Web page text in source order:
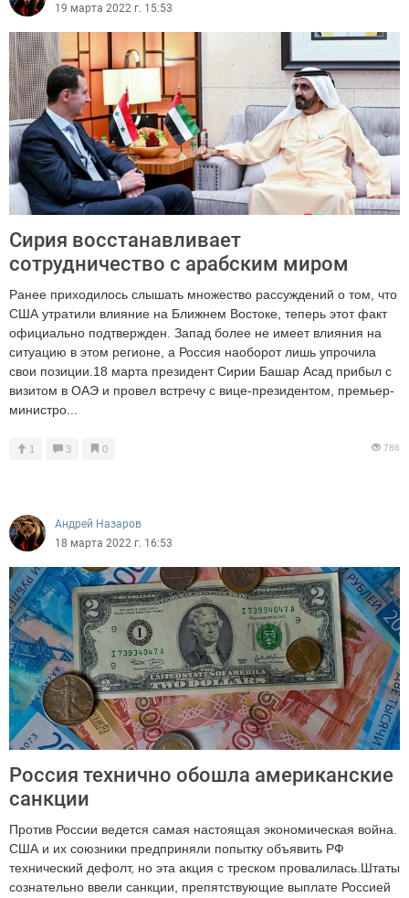
19 марта 2022 г. 15:53
Сирия восстанавливает
сотрудничество с арабским миром
Ранее приходилось слышать множество рассуждений о том, что
США утратили влияние на Ближнем Востоке, теперь этот факт
официально подтвержден. Запад более не имеет влияния на
ситуацию в этом регионе, а Россия наоборот лишь упрочила
свои позиции.18 марта президент Сирии Башар Асад прибыл с
визитом в ОАЭ и провел встречу с вице-президентом, премьер-
министро...
1 3 0 786
Андрей Назаров
18 марта 2022 г. 16:53
Россия технично обошла американские
санкции
Против России ведется самая настоящая экономическая война.
США и их союзники предприняли попытку объявить РФ
технический дефолт, но эта акция с треском провалилась.Штаты
сознательно ввели санкции, препятствующие выплате Россией